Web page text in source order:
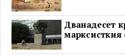
Дванадесет